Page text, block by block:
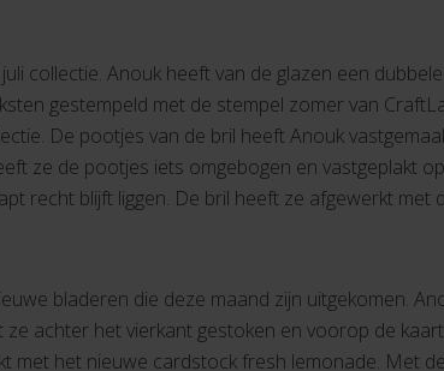
collectie. Anouk heeft van de glazen een
gestempeld met de stempel zomer van
De pootjes van de bril heeft Anouk
ze de pootjes iets omgebogen en vastgeplakt
recht blijft liggen. De bril heeft ze afgewerkt met
bladeren die deze maand zijn uitgekomen.
achter het vierkant gestoken en voorop de
met het nieuwe cardstock fresh lemonade. Met